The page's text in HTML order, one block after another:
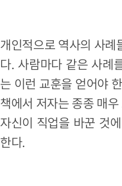
개인적으로 역사의 사
다. 사람마다 같은 사례
는 이런 교훈을 얻어야
책에서 저자는 종종 매
자신이 직업을 바꾼 것
한다.